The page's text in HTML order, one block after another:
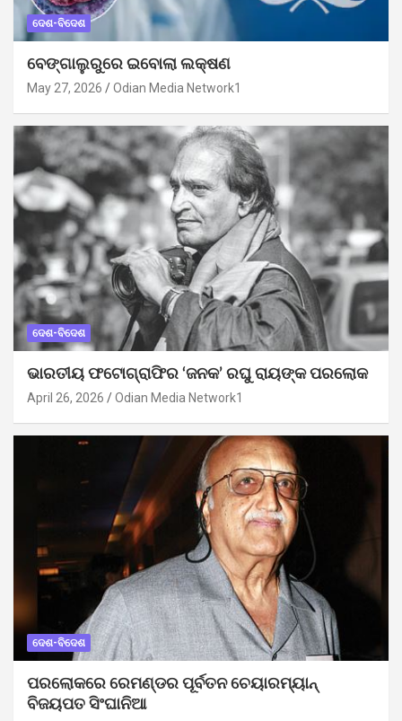
ଦେଶ-ବିଦେଶ
ବେଙ୍ଗାଲୁରୁରେ ଇବୋଲା ଲକ୍ଷଣ
May 27, 2026 Odian Media Network1
ଦେଶ-ବିଦେଶ
ଭାରତୀୟ ଫଟୋଗ୍ରାଫିର ‘ଜନକ’ ରଘୁ ରାୟଙ୍କ ପରଲୋକ
April 26, 2026 Odian Media Network1
ଦେଶ-ବିଦେଶ
ପରଲୋକରେ ରେମଣ୍ଡର ପୂର୍ବତନ ଚେୟାରମ୍ୟାନ୍
ବିଜୟପତ ସିଂଘାନିଆ